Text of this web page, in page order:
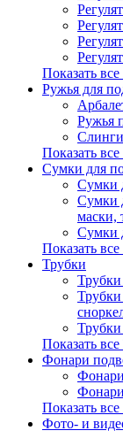
Показать
Ружья для
Ружья
Слинги
Показать
Сумки для
Сумки
Сумки
маски,
Сумки
Показать
Трубки
Трубки
Показать
Фонари
Показать
Фото- и